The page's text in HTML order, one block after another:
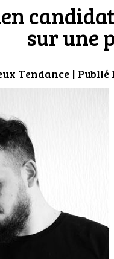
sur une
Tendance| Publié